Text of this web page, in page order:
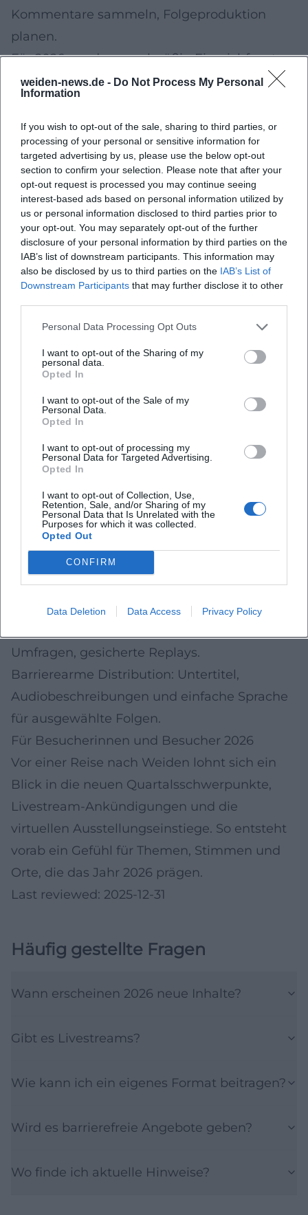
weiden-news.de - Do Not Process My Personal
Information
If you wish to opt-out of the sale, sharing to third parties, or
processing of your personal or sensitive information for
targeted advertising by us, please use the below opt-out
section to confirm your selection. Please note that after your
opt-out request is processed you may continue seeing
interest-based ads based on personal information utilized by
us or personal information disclosed to third parties prior to
your opt-out. You may separately opt-out of the further
disclosure of your personal information by third parties on the
IAB’s list of downstream participants. This information may
also be disclosed by us to third parties on the IAB’s List of
Downstream Participants that may further disclose it to other
Personal Data Processing Opt Outs
I want to opt-out of the Sharing of my
personal data.
Opted In
I want to opt-out of the Sale of my
Personal Data.
Opted In
I want to opt-out of processing my
Personal Data for Targeted Advertising.
Opted In
I want to opt-out of Collection, Use,
Retention, Sale, and/or Sharing of my
Personal Data that Is Unrelated with the
Purposes for which it was collected.
Opted Out
CONFIRM
Data Deletion Data Access Privacy Policy
Kommentare sammeln, Folgeproduktion
planen.
Für 2026 werden regelmäßig Einreichfenster
kommuniziert. Lokale Initiativen, Vereine,
Schulen, Unternehmen und Einzelpersonen
sind eingeladen, Beiträge vorzuschlagen.
Tipps fürs Verfolgen der Veröffentlichungen
Abonnements: Podcast-Apps für
automatische Downloads; YouTube- und
Radio-Newsletter aktivieren.
Benachrichtigungen: Glocke/Push
einschalten, um Premieren und Livestreams
nicht zu verpassen.
wiederkehrende Termine vormerken (z. B. „Q2
Barrierefreiheit: Untertitel/Transkripte nutzen;
Skripte an.
Technik- und Produktionstrends 2026
Klangqualität: leise Räume, Nahbesprechung,
dezente Raumakustik – auch bei
Außenaufnahmen.
Video-Shorts first: Schnelle Clips als Einstieg,
längere Fassungen On-Demand.
Kapitelmarken und Shownotes: bessere
Navigation, Quellen und weiterführende
Umfragen, gesicherte Replays.
Barrierearme Distribution: Untertitel,
Audiobeschreibungen und einfache Sprache
für ausgewählte Folgen.
Für Besucherinnen und Besucher 2026
Vor einer Reise nach Weiden lohnt sich ein
Blick in die neuen Quartalsschwerpunkte,
Livestream-Ankündigungen und die
virtuellen Ausstellungseinstiege. So entsteht
vorab ein Gefühl für Themen, Stimmen und
Orte, die das Jahr 2026 prägen.
Last reviewed: 2025-12-31
Häufig gestellte Fragen
Wann erscheinen 2026 neue Inhalte?
Gibt es Livestreams?
Wie kann ich ein eigenes Format beitragen?
Wird es barrierefreie Angebote geben?
Wo finde ich aktuelle Hinweise?